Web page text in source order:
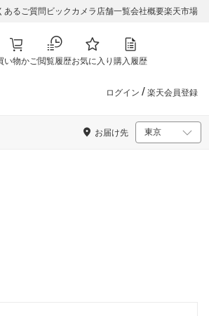
あるご質問 ビックカメラ店舗一覧会社概要楽天市場
い物かご閲覧履歴お気に入り 購入履歴
ログイン / 楽天会員登録
お届け先